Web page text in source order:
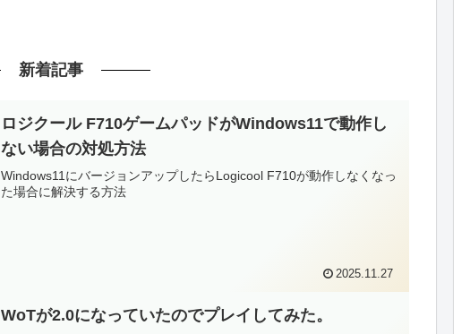
新着記事
ロジクール F710ゲームパッドがWindows11で動作し
ない場合の対処方法
Windows11にバージョンアップしたらLogicool F710が動作しなくなっ
た場合に解決する方法
2025.11.27
WoTが2.0になっていたのでプレイしてみた。